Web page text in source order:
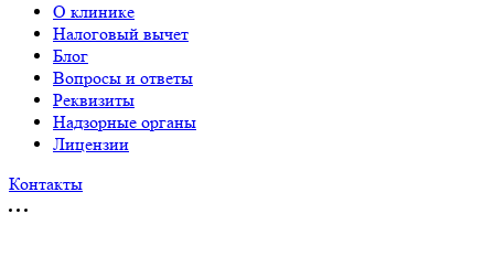
О клинике
Налоговый вычет
Блог
Вопросы и ответы
Реквизиты
Надзорные органы
Лицензии
Контакты